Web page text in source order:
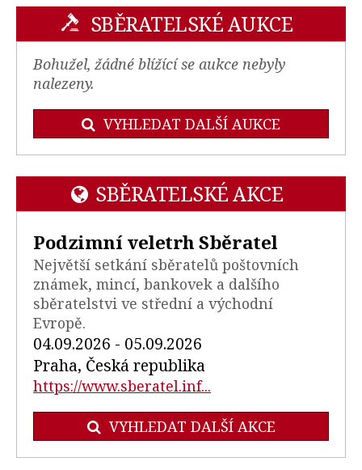
SBĚRATELSKÉ AUKCE
Bohužel, žádné blížící se aukce nebyly
nalezeny.
VYHLEDAT DALŠÍ AUKCE
SBĚRATELSKÉ AKCE
Podzimní veletrh Sběratel
Největší setkání sběratelů poštovních
známek, mincí, bankovek a dalšího
sběratelstvi ve střední a východní
Evropě.
04.09.2026 - 05.09.2026
Praha, Česká republika
https://www.sberatel.inf...
VYHLEDAT DALŠÍ AKCE